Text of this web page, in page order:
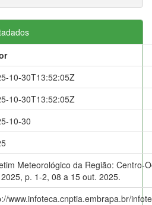
10-30T13:52:05Z
10-30T13:52:05Z
10-30
Meteorológico da Região: Centro-
p. 1-2, 08 a 15 out. 2025.
www.infoteca.cnptia.embrapa.br/